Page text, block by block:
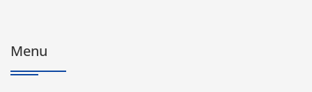
Menu